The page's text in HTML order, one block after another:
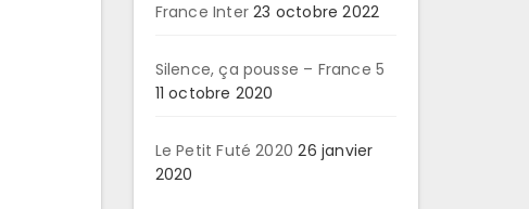
France Inter 23 octobre 2022
Silence, ça pousse – France 5
11 octobre 2020
Le Petit Futé 2020 26 janvier
2020